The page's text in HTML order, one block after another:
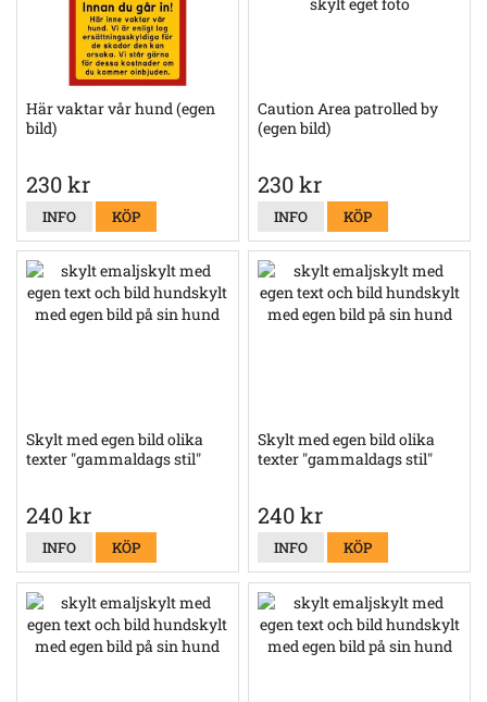
Här vaktar vår hund (egen
bild)
230 kr
INFO KÖP
Caution Area patrolled by
(egen bild)
230 kr
INFO KÖP
Skylt med egen bild olika
texter "gammaldags stil"
240 kr
INFO KÖP
Skylt med egen bild olika
texter "gammaldags stil"
240 kr
INFO KÖP